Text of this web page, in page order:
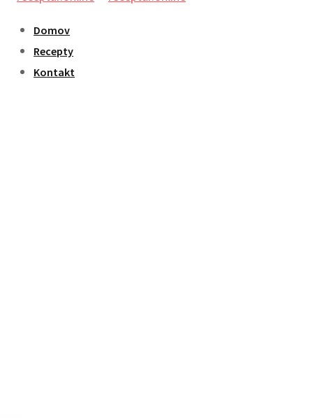
Domov
Recepty
Kontakt